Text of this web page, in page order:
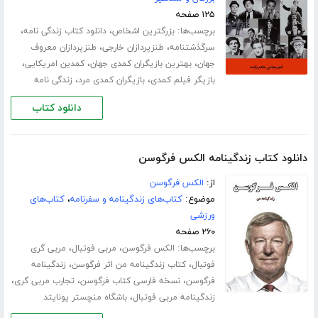
۱۲۵ صفحه
برچسب‌ها:بزرگترین اشخاص،دانلود کتاب زندگی نامه،
سرگذشتنامه، طنزپردازان خارجی، طنزپردازان معروف
جهان،بهترین بازیگران کمدی جهان،کمدین امریکایی،
بازیگر فیلم کمدی،بازیگران کمدی مرد، زندگی نامه
دانلود کتاب
دانلود کتاب زندگینامه الکس فرگوسن
از: الکس فرگوسن
موضوع:کتاب‌های زندگینامه و سفرنامه،کتاب‌های
ورزشی
۲۶۰ صفحه
برچسب‌ها: الکس فرگوسن، مربی فوتبال، مربی گری
فوتبال،کتاب زندگینامه من اثر فرگوسن، زندگینامه
فرگوسن،نسخه فارسی کتاب فرگوسن، تجارب مربی گری،
زندگینامه مربی فوتبال،باشگاه منچستر یونایتد